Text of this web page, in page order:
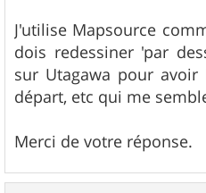
J'utilise Mapsource
dois redessiner 'par
sur Utagawa pour
départ, etc qui me
Merci de votre réponse.